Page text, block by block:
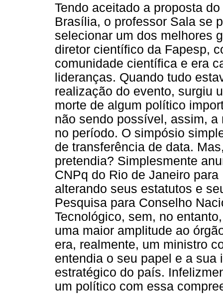
Tendo aceitado a proposta
Brasília, o professor Sala se
selecionar um dos melhores
diretor científico da Fapesp,
comunidade científica e era
lideranças. Quando tudo
realização do evento, surgiu
morte de algum político
não sendo possível, assim,
no período. O simpósio
de transferência de data.
pretendia? Simplesmente
CNPq do Rio de Janeiro
alterando seus estatutos e
Pesquisa para Conselho
Tecnológico, sem, no
uma maior amplitude ao
era, realmente, um ministro
entendia o seu papel e a
estratégico do país.
um político com essa